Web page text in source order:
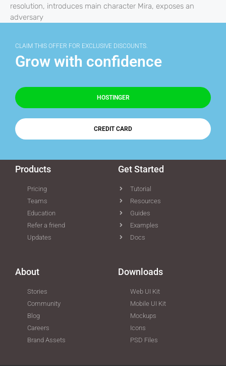
resolution, introduces main character Mira, exposes an
adversary
CLAIM THIS OFFER FOR EXCLUSIVE DISCOUNTS.
Grow with confidence
HOSTINGER
CREDIT CARD
Products
Pricing
Teams
Education
Refer a friend
Updates
Get Started
Tutorial
Resources
Guides
Examples
Docs
About
Stories
Community
Blog
Careers
Brand Assets
Downloads
Web UI Kit
Mobile UI Kit
Mockups
Icons
PSD Files